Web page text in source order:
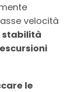
velocità
stabilità
le